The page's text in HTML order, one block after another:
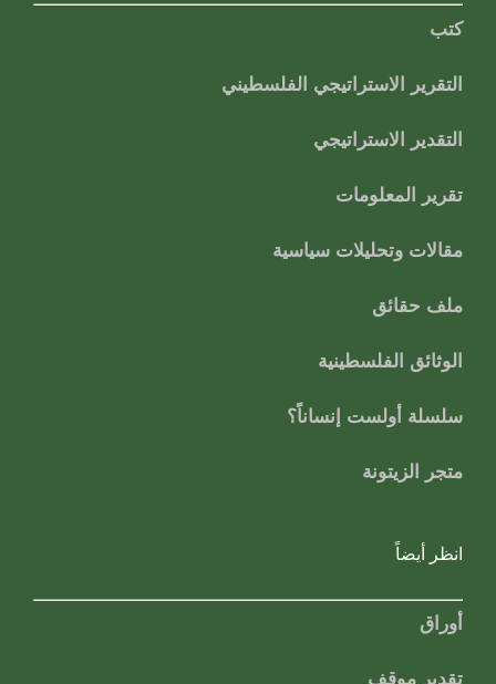
كتب
التقرير الاستراتيجي الفلسطيني
التقدير الاستراتيجي
تقرير المعلومات
مقالات وتحليلات سياسية
ملف حقائق
الوثائق الفلسطينية
سلسلة أولست إنساناً؟
متجر الزيتونة
انظر أيضاً
أوراق
تقدير موقف